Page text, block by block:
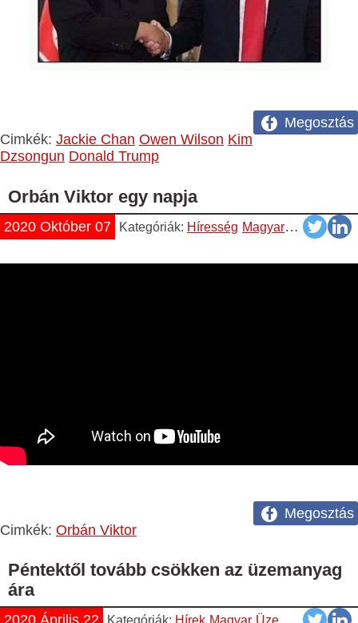
Megosztás
Cimkék: Jackie Chan Owen Wilson Kim
Dzsongun Donald Trump
Orbán Viktor egy napja
2020 Október 07 Kategóriák: Híresség Magyar Napiszar
Megosztás
Cimkék: Orbán Viktor
Péntektől tovább csökken az üzemanyag
ára